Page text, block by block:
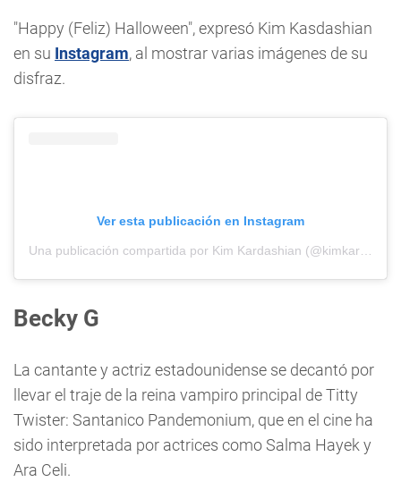
"Happy (Feliz) Halloween", expresó Kim Kasdashian
en su Instagram, al mostrar varias imágenes de su
disfraz.
Ver esta publicación en Instagram
Becky G
La cantante y actriz estadounidense se decantó por
llevar el traje de la reina vampiro principal de Titty
Twister: Santanico Pandemonium, que en el cine ha
sido interpretada por actrices como Salma Hayek y
Ara Celi.